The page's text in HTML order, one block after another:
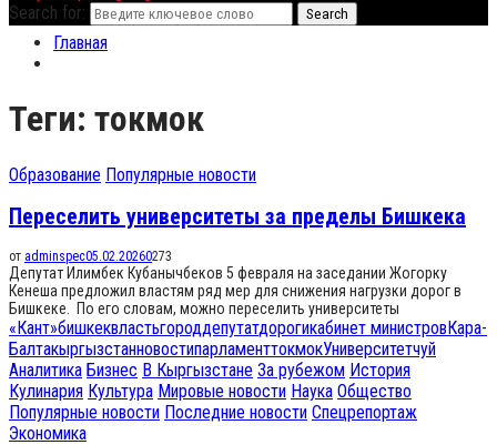
Search for: Search
Главная
Теги: токмок
Образование Популярные новости
Переселить университеты за пределы Бишкека
от adminspec05.02.20260273
Депутат Илимбек Кубанычбеков 5 февраля на заседании Жогорку
Кенеша предложил властям ряд мер для снижения нагрузки дорог в
Бишкеке. По его словам, можно переселить университеты
«Кант»бишкеквластьгороддепутатдорогикабинет министровКара-
БалтакыргызстанновостипарламенттокмокУниверситетчуй
Аналитика Бизнес В Кыргызстане За рубежом История
Кулинария Культура Мировые новости Наука Общество
Популярные новости Последние новости Спецрепортаж
Экономика